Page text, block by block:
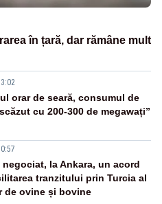
în țară, dar rămâne mult
orar de seară, consumul de
cu 200-300 de megawați”
negociat, la Ankara, un acord
tranzitului prin Turcia al
de ovine și bovine